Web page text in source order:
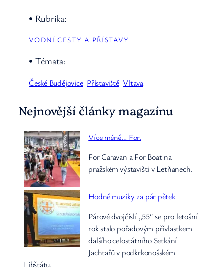
• Rubrika:
VODNÍ CESTY A PŘÍSTAVY
• Témata:
České Budějovice Přístaviště Vltava
Nejnovější články magazínu
Více méně… For.
For Caravan a For Boat na
pražském výstavišti v Letňanech.
Hodně muziky za pár pětek
Párové dvojčíslí „55“ se pro letošní
rok stalo pořadovým přívlastkem
dalšího celostátního Setkání
Jachtařů v podkrkonošském
Libštátu.